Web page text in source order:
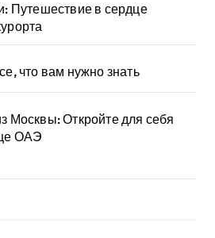
Путешествие в сердце
что вам нужно знать
Москвы: Откройте для себя
ОАЭ